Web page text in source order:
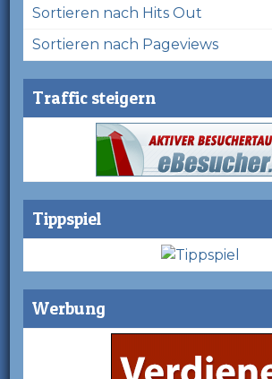
Sortieren nach Hits Out
Sortieren nach Pageviews
Traffic steigern
Tippspiel
Werbung